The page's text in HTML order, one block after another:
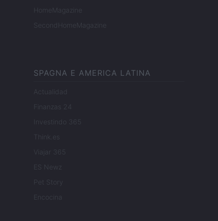
HomeMagazine
SecondHomeMagazine
SPAGNA E AMERICA LATINA
Actualidad
Finanzas 24
Investindo 365
Think.es
Viajar 365
ES Newz
Pet Story
Encocina